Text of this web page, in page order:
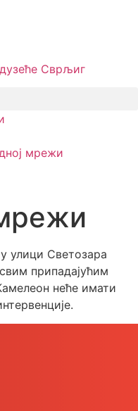
Сврљиг
мрежи
улици Светозара
припадајућим
неће имати